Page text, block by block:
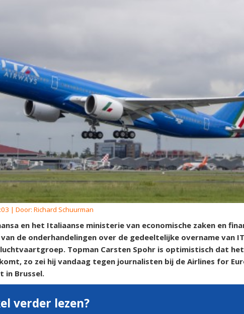
| Door: Richard Schuurman
en het Italiaanse ministerie van economische zaken en
de onderhandelingen over de gedeeltelijke overname van
Topman Carsten Spohr is optimistisch dat
zo zei hij vandaag tegen journalisten bij de Airlines for
in Brussel.
verder lezen?